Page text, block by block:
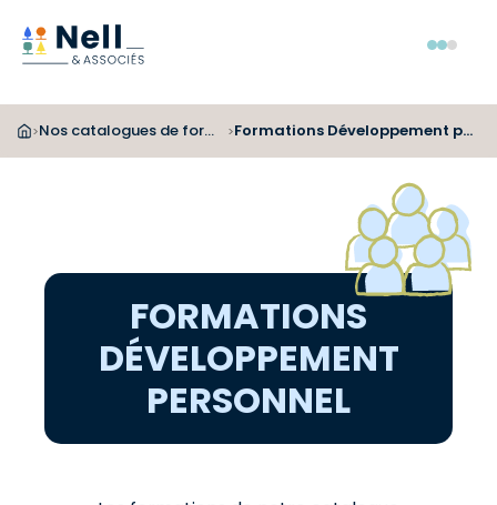
Aller au pied de page
Aller au menu
Aller au contenu
> Nos catalogues de formations > Formations Développement personnel
FORMATIONS
DÉVELOPPEMENT
PERSONNEL